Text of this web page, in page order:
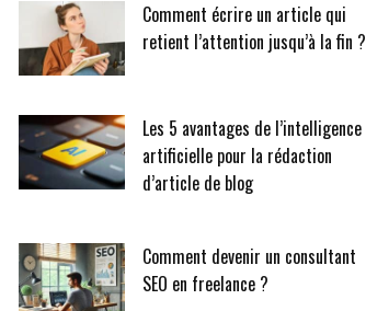
Comment écrire un article qui
retient l’attention jusqu’à la fin ?
Les 5 avantages de l’intelligence
artificielle pour la rédaction
d’article de blog
Comment devenir un consultant
SEO en freelance ?